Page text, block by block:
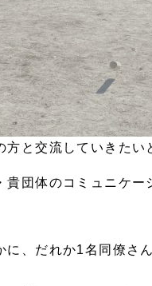
と交流していきた
団体のコミュニケー
、だれか1名同僚さ